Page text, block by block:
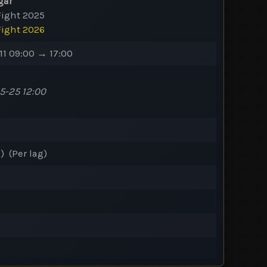
2025
2026
09:00 → 17:00
25 12:00
(Per lag)